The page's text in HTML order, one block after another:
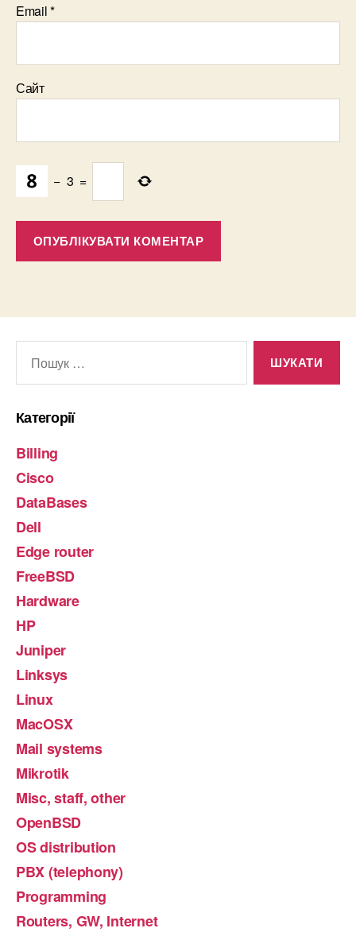
Email*
Сайт
− 3 =
Категорії
Billing
Cisco
DataBases
Dell
Edge router
FreeBSD
Hardware
HP
Juniper
Linksys
Linux
MacOSX
Mail systems
Mikrotik
Misc, staff, other
OpenBSD
OS distribution
PBX (telephony)
Programming
Routers, GW, Internet